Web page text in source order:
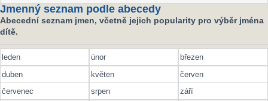
Jmenný seznam podle abecedy
Abecední seznam jmen, včetně jejich popularity pro výběr jména
dítě.
leden únor
březen
duben
květen
červen
červenec
srpen
září